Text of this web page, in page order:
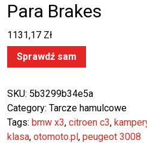
Para Brakes
1131,17 Zł
Sprawdź sam
SKU: 5b3299b34e5a
Category: Tarcze hamulcowe
Tags: bmw x3, citroen c3,
klasa, otomoto.pl, peugeot 3008